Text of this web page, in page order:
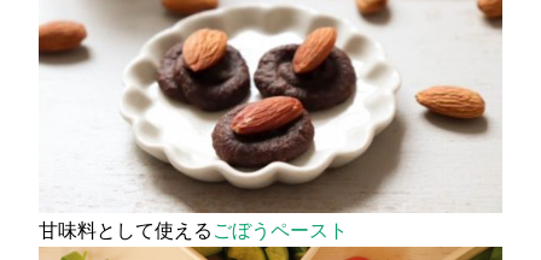
甘味料として使える ごぼうペースト